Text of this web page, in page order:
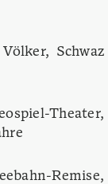
Schwaz
Theater,
Remise,